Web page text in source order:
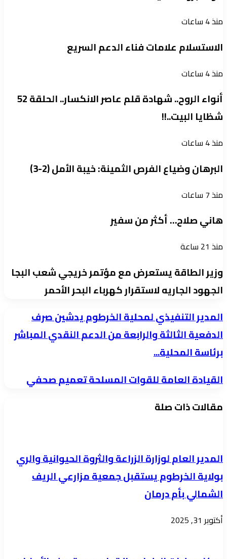
منذ 4 ساعات
الاستسلام علامات فناء الدعم السريع
منذ 4 ساعات
أنواء الروح.. شهادة قلم عاصر الانكسار.. الحلقة 52
شظايا البيت..!!
منذ 4 ساعات
البرهان وضياع الفرص الثمينة: خيبة الأمل (2-3)
منذ 7 ساعات
هاني صلاح… أكثر من سفير
منذ 21 ساعة
وزير الطاقة يستعرض مع مؤتمر خريجي شعب البجا
الجهود الجاريه لاستقرار كهرباء البحر الأحمر
المدير
التنفيذي
لمحلية
الخرطوم
يدشين
الدفعية
من
الدعم
النقدي
المباشر
برئاسة
المحلية...
المدير التنفيذي لمحلية الخرطوم يدشين صرف
الدفعية الثالثة والرابعة من الدعم النقدي المباشر
برئاسة المحلية...
القيادة
للقوات
صحفي
القيادة العامة للقوات المسلحة تعميم صحفي
مقالات ذات صلة
المدير العام لوزارة الزراعة والثروة الحيوانية والري
بولاية الخرطوم يستقبل جمعية مزارعي الريف
الشمالي بأم درمان
أكتوبر 31, 2025